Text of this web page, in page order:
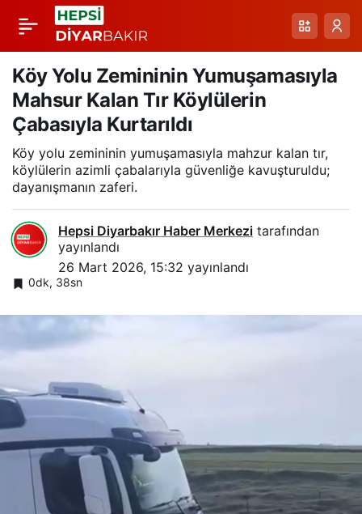
Köy Yolu Zemininin Yumuşamasıyla
Mahsur Kalan Tır Köylülerin
Çabasıyla Kurtarıldı
Köy yolu zemininin yumuşamasıyla mahzur kalan tır,
köylülerin azimli çabalarıyla güvenliğe kavuşturuldu;
dayanışmanın zaferi.
Hepsi Diyarbakır Haber Merkezi tarafından
yayınlandı
26 Mart 2026, 15:32 yayınlandı
0dk, 38sn
Bingöl’de Kardelenler:
Baharın İlk Müjdecisi
Doğada Belirmeye
Başladı
Paylaş